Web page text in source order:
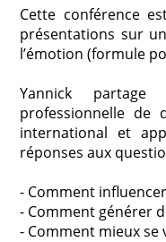
Cette conférence
présentations sur
l’émotion (formule
Yannick partage
professionnelle de
international et
réponses aux
- Comment
- Comment générer
- Comment mieux se